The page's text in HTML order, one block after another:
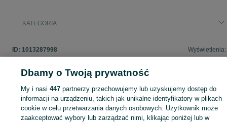
KATEGORIA
ID: 1013287998 Wyświetlenia:
Zaloguj się lub załóż konto na OLX, aby skontaktować się z
sprzedającym
Dbamy o Twoją prywatność
My i nasi447 partnerzy przechowujemy lub uzyskujemy dostęp do
informacji na urządzeniu, takich jak unikalne identyfikatory w plikach
cookie w celu przetwarzania danych osobowych. Użytkownik może
zaakceptować wybory lub zarządzać nimi, klikając poniżej lub w